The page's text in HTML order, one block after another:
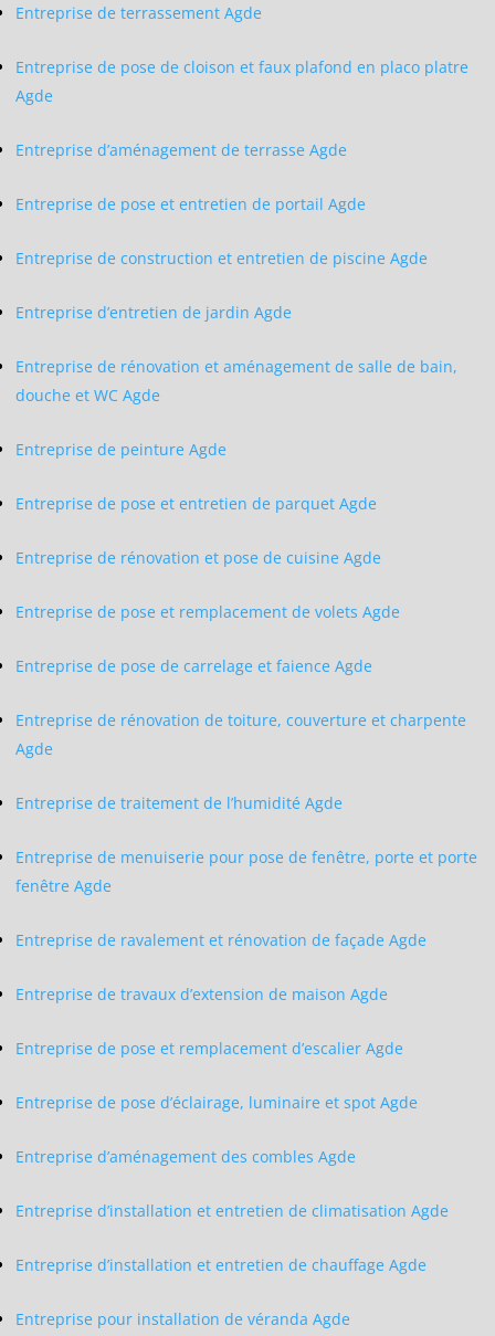
Entreprise de terrassement Agde
Entreprise de pose de cloison et faux plafond en placo platre
Agde
Entreprise d’aménagement de terrasse Agde
Entreprise de pose et entretien de portail Agde
Entreprise de construction et entretien de piscine Agde
Entreprise d’entretien de jardin Agde
Entreprise de rénovation et aménagement de salle de bain,
douche et WC Agde
Entreprise de peinture Agde
Entreprise de pose et entretien de parquet Agde
Entreprise de rénovation et pose de cuisine Agde
Entreprise de pose et remplacement de volets Agde
Entreprise de pose de carrelage et faience Agde
Entreprise de rénovation de toiture, couverture et charpente
Agde
Entreprise de traitement de l’humidité Agde
Entreprise de menuiserie pour pose de fenêtre, porte et porte
fenêtre Agde
Entreprise de ravalement et rénovation de façade Agde
Entreprise de travaux d’extension de maison Agde
Entreprise de pose et remplacement d’escalier Agde
Entreprise de pose d’éclairage, luminaire et spot Agde
Entreprise d’aménagement des combles Agde
Entreprise d’installation et entretien de climatisation Agde
Entreprise d’installation et entretien de chauffage Agde
Entreprise pour installation de véranda Agde